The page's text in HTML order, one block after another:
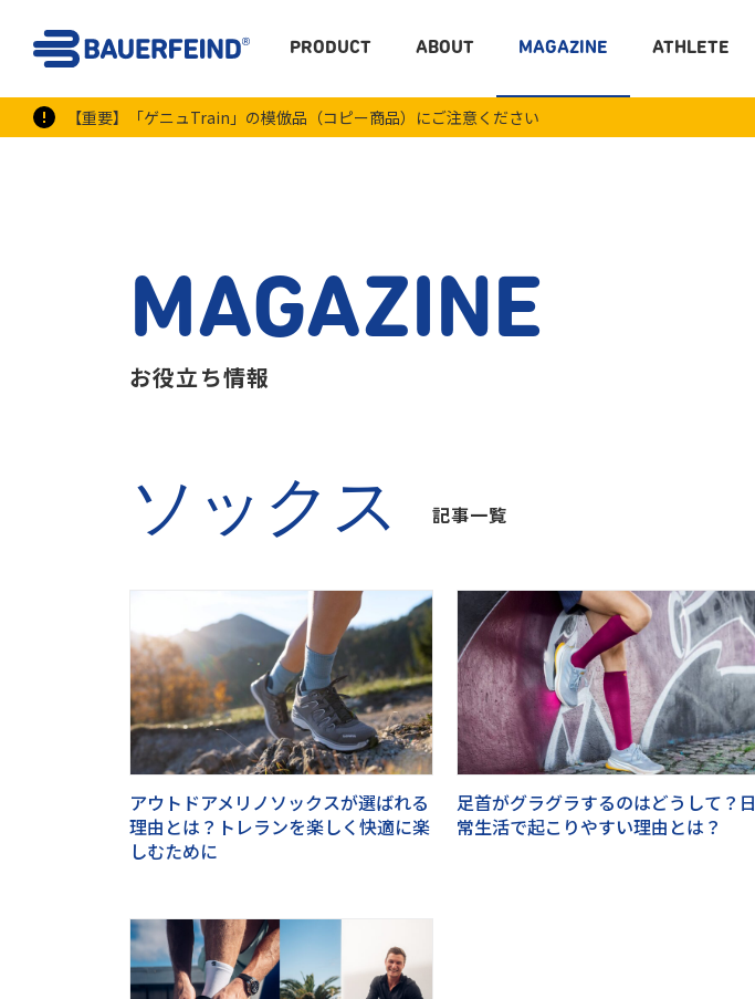
【重要】「ゲニュTrain」の模倣品（コピー商品）にご注意ください
PRODUCT ABOUT MAGAZINE ATHLETE
MAGAZINE
お役立ち情報
ソックス 記事一覧
アウトドアメリノソックスが選ばれる
理由とは？トレランを楽しく快適に楽
しむために
足首がグラグラするのはどうして？日
常生活で起こりやすい理由とは？